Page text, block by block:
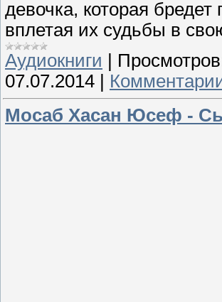
девочка, которая
вплетая их судьбы в
Аудиокниги
07.07.2014
Мосаб Хасан Юсеф -